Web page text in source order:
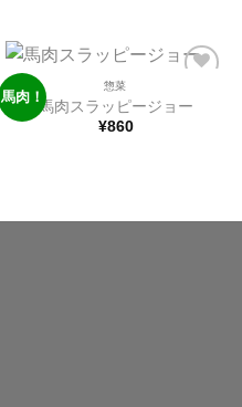
馬肉！
い物
惣菜
馬肉スラッピージョー
¥860